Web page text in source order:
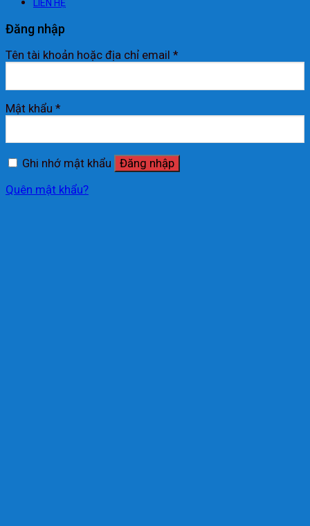
LIÊN HỆ
Đăng nhập
Tên tài khoản hoặc địa chỉ email *
Mật khẩu *
Ghi nhớ mật khẩu Đăng nhập
Quên mật khẩu?